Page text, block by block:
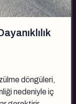
döngüleri,
nedeniyle iç